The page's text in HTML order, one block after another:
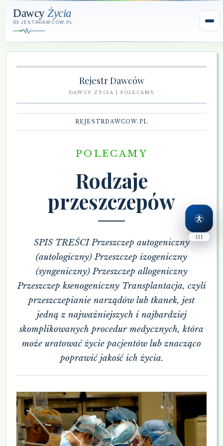
Rejestr Dawców
DAWCY ŻYCIA | POLECAMY
REJESTRDAWCOW.PL
POLECAMY
Rodzaje
przeszczepów
SPIS TREŚCI Przeszczep autogeniczny
(autologiczny) Przeszczep izogeniczny
(syngeniczny) Przeszczep allogeniczny
Przeszczep ksenogeniczny Transplantacja, czyli
przeszczepianie narządów lub tkanek, jest
jedną z najważniejszych i najbardziej
skomplikowanych procedur medycznych, która
może uratować życie pacjentów lub znacząco
poprawić jakość ich życia.
Panel Dostępności
Accessibility Widget Pro
CZYTANIE TEKSTU
▶
Czytaj stronę
⏸
Pauza
Tempo
Ton
Po otwarciu panelu lista głosów
Gotowe do
TEKST